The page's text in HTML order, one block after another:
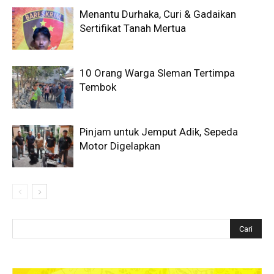
Menantu Durhaka, Curi & Gadaikan
Sertifikat Tanah Mertua
10 Orang Warga Sleman Tertimpa
Tembok
Pinjam untuk Jemput Adik, Sepeda
Motor Digelapkan